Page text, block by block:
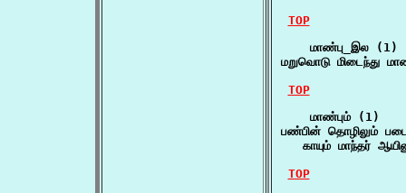
TOP
    மாண்பு_இல (1)
மறுவொடு மிடைந்து
TOP
    மாண்பும் (1)
பண்பின் தொழிலும்
காயும் மாந்தர்
TOP